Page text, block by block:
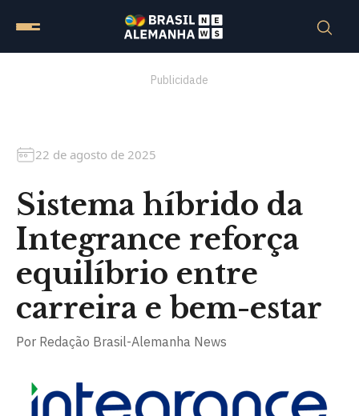
Publicidade
22 de agosto de 2025
Sistema híbrido da
Integrance reforça
equilíbrio entre
carreira e bem-estar
Por Redação Brasil-Alemanha News